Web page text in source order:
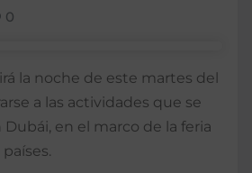
0
la noche de este martes del
a las actividades que se
Dubái, en el marco de la feria